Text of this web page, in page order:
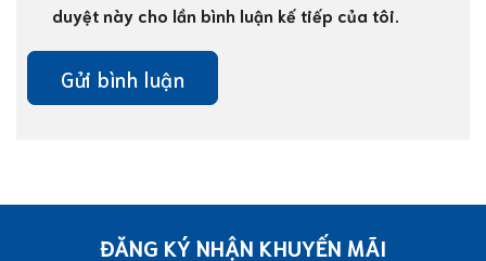
duyệt này cho lần bình luận kế tiếp của tôi.
ĐĂNG KÝ NHẬN KHUYẾN MÃI